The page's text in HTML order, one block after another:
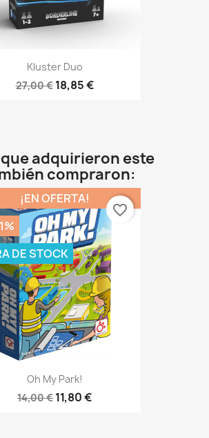
Kluster Duo
27,00 € 18,85 €
adquirieron este
compraron:
Oh My Park!
14,00 € 11,80 €
¡EN OFERTA!
DE STOCK
favorite_border